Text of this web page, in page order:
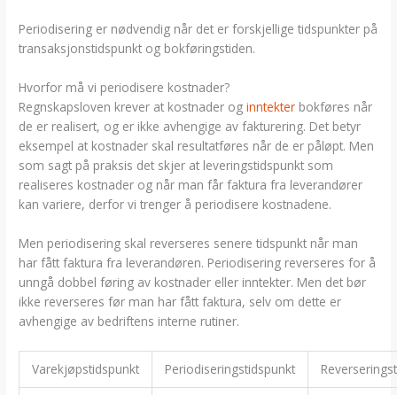
Periodisering er nødvendig når det er forskjellige tidspunkter på
transaksjonstidspunkt og bokføringstiden.
Hvorfor må vi periodisere kostnader?
Regnskapsloven krever at kostnader oginntekter bokføres når
de er realisert, og er ikke avhengige av fakturering. Det betyr
eksempel at kostnader skal resultatføres når de er påløpt. Men
som sagt på praksis det skjer at leveringstidspunkt som
realiseres kostnader og når man får faktura fra leverandører
kan variere, derfor vi trenger å periodisere kostnadene.
Men periodisering skal reverseres senere tidspunkt når man
har fått faktura fra leverandøren. Periodisering reverseres for å
unngå dobbel føring av kostnader eller inntekter. Men det bør
ikke reverseres før man har fått faktura, selv om dette er
avhengige av bedriftens interne rutiner.
Varekjøpstidspunkt Periodiseringstidspunkt